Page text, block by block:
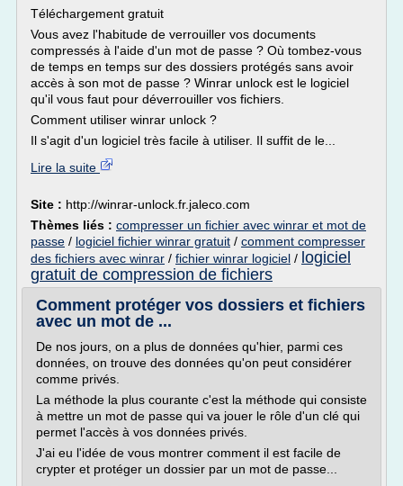
Téléchargement gratuit
Vous avez l'habitude de verrouiller vos documents
compressés à l'aide d'un mot de passe ? Où tombez-vous
de temps en temps sur des dossiers protégés sans avoir
accès à son mot de passe ? Winrar unlock est le logiciel
qu'il vous faut pour déverrouiller vos fichiers.
Comment utiliser winrar unlock ?
Il s'agit d'un logiciel très facile à utiliser. Il suffit de le...
Lire la suite
Site : http://winrar-unlock.fr.jaleco.com
Thèmes liés : compresser un fichier avec winrar et mot de
passe / logiciel fichier winrar gratuit / comment compresser
des fichiers avec winrar / fichier winrar logiciel / logiciel
gratuit de compression de fichiers
Comment protéger vos dossiers et fichiers
avec un mot de ...
De nos jours, on a plus de données qu'hier, parmi ces
données, on trouve des données qu'on peut considérer
comme privés.
La méthode la plus courante c'est la méthode qui consiste
à mettre un mot de passe qui va jouer le rôle d'un clé qui
permet l'accès à vos données privés.
J'ai eu l'idée de vous montrer comment il est facile de
crypter et protéger un dossier par un mot de passe...